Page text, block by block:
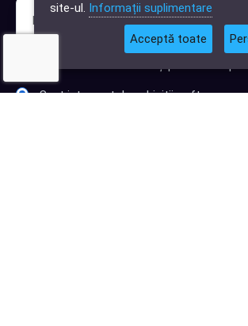
Sunt interesat de achiziții software
site-ul. Informații suplimentare
Acceptă toate